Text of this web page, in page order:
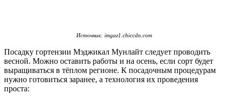
Источник: imgaz1.chiccdn.com
Посадку гортензии Мэджикал Мунлайт следует проводить
весной. Можно оставить работы и на осень, если сорт будет
выращиваться в тёплом регионе. К посадочным процедурам
нужно готовиться заранее, а технология их проведения
проста: